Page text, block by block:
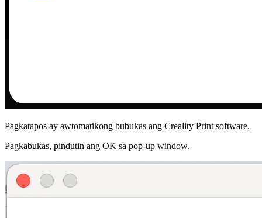
Pagkatapos ay awtomatikong bubukas ang Creality Print software.
Pagkabukas, pindutin ang OK sa pop-up window.